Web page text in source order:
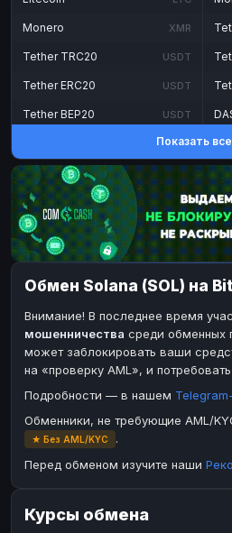
Monero XMR
Tether TRC20 USDT
Tether ERC20 USDT
Tether BEP20 USDT
DASH
Toncoin TON
Dogecoin DOGE
TRX TRON
Bitcoin Cash BCH
BinanceCoin BEP20
Ether Classic ETC
ЭЛЕКТРОННЫЕ
Paxum
Perfect Money
Payoneer USD
Payeer
Показать все
Обмен Solana (SOL) на
Внимание! В последнее время
мошенничества среди обменных
может заблокировать ваши
на «проверку AML», и
Подробности — в нашем
Обменники, не требующие AML/
★ Без AML/KYC
.
Перед обменом изучите наши
Курсы обмена